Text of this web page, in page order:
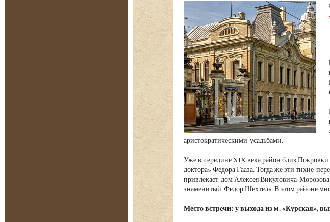
аристократическими усадьбами.
Уже в середине XIX века район близ Покровки
доктора» Федора Гааза. Тогда же эти тихие
привлекает дом Алексея Викуловича
знаменитый Федор Шехтель. В этом районе
Место встречи: у выхода из м. «Курская»,